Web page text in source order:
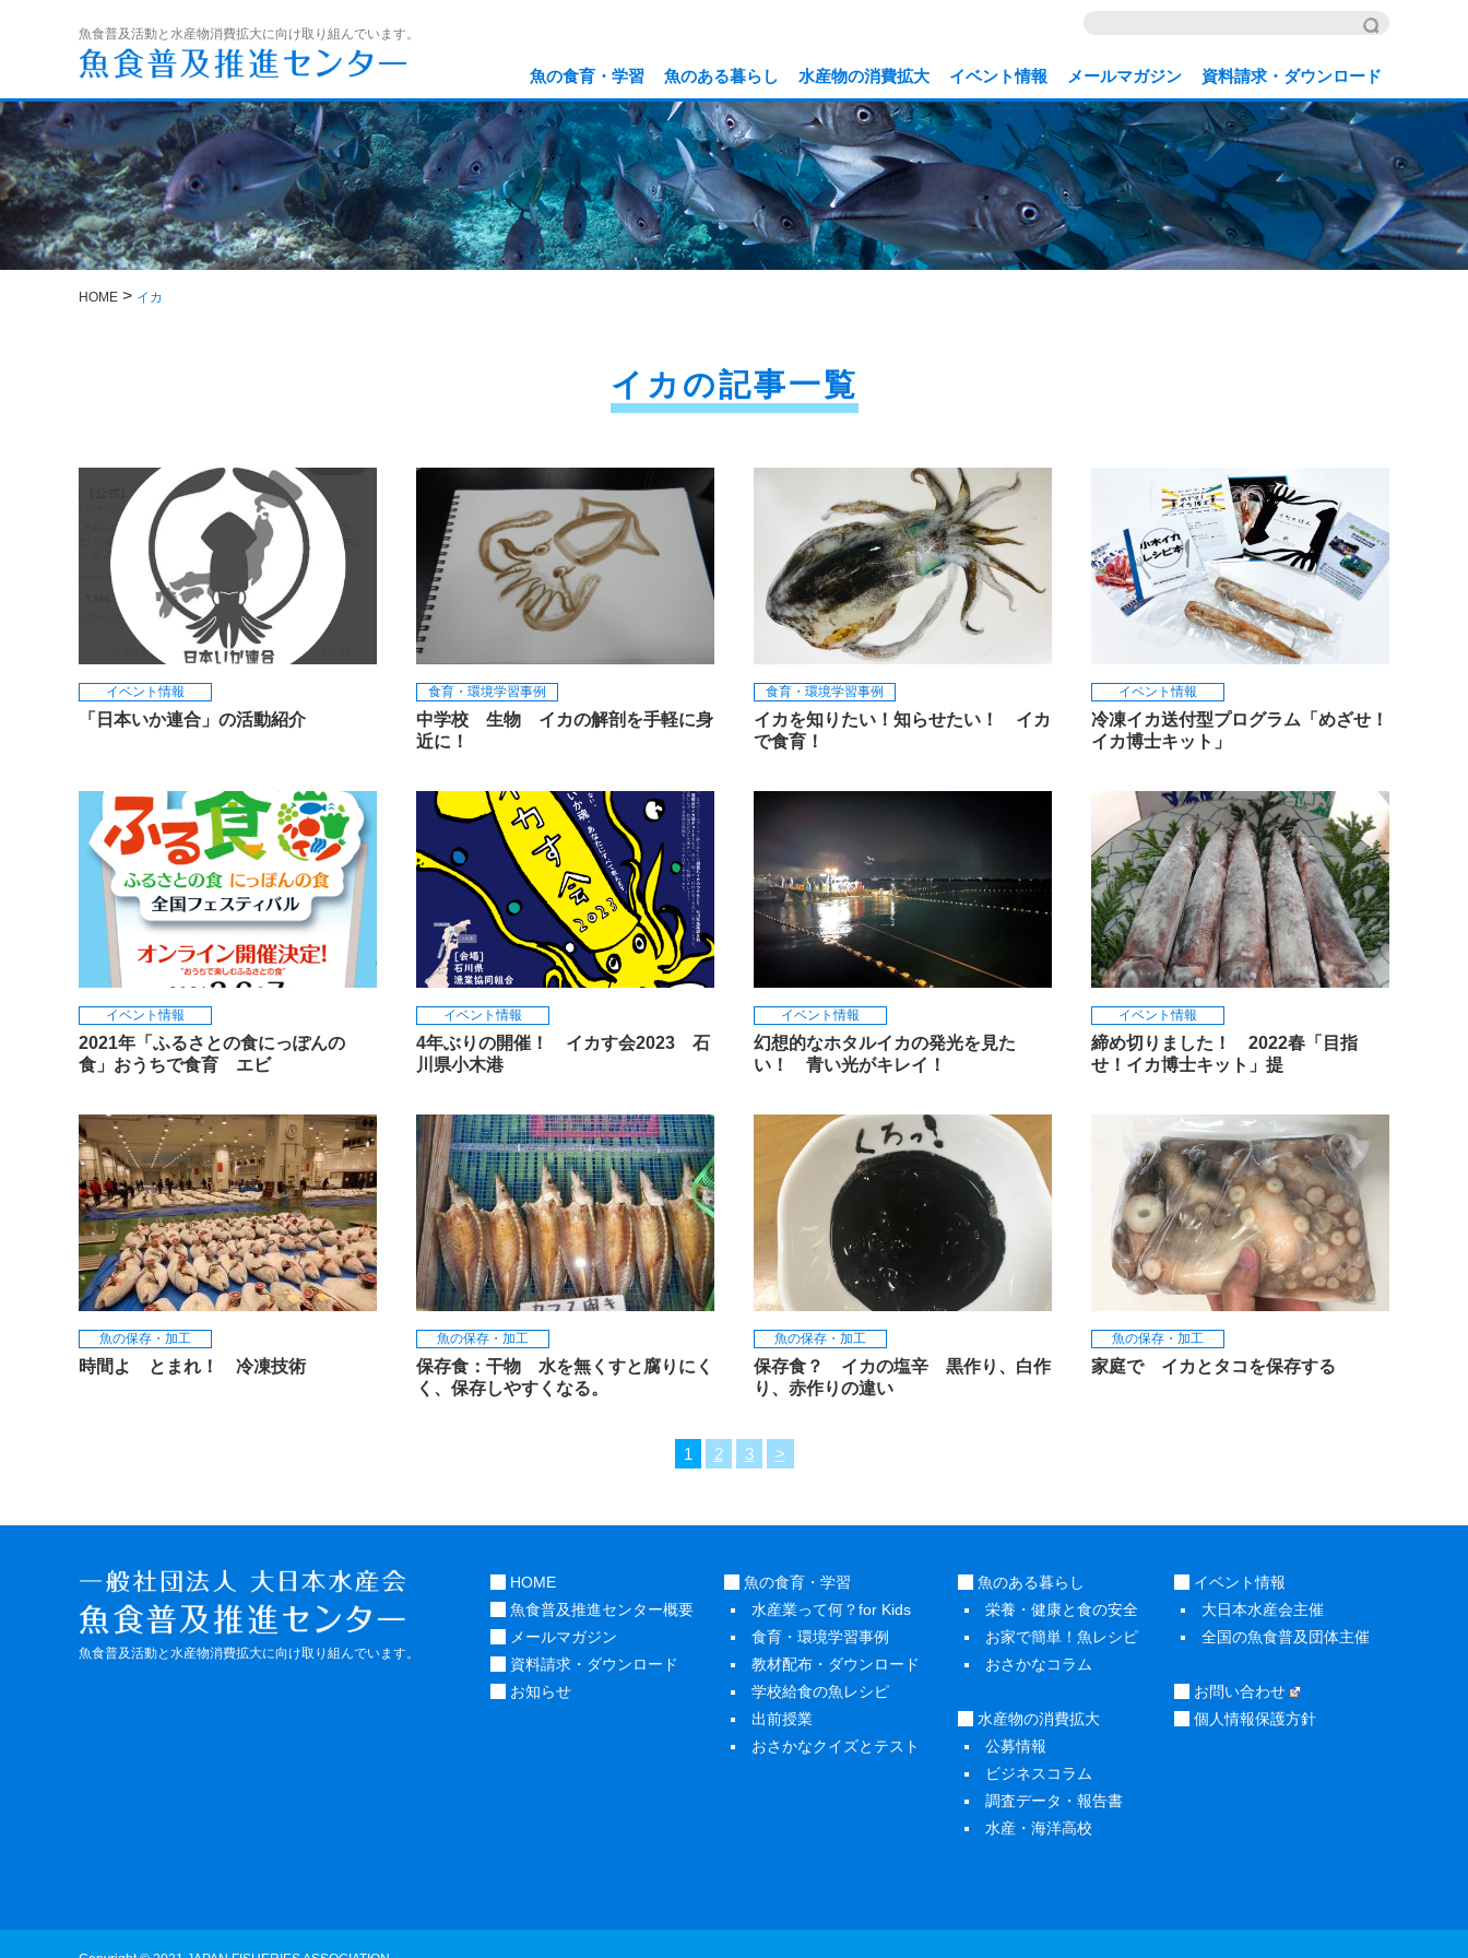
魚食普及活動と水産物消費拡大に向け取り組んでいます。
魚の食育・学習 魚のある暮らし 水産物の消費拡大 イベント情報 メールマガジン 資料請求・ダウンロード
HOME > イカ
イカの記事一覧
イベント情報
「日本いか連合」の活動紹介
食育・環境学習事例
中学校 生物 イカの解剖を手軽に身
近に！
食育・環境学習事例
イカを知りたい！知らせたい！ イカ
で食育！
イベント情報
冷凍イカ送付型プログラム「めざせ！
イカ博士キット」
イベント情報
2021年「ふるさとの食にっぽんの
食」おうちで食育 エビ
イベント情報
4年ぶりの開催！ イカす会2023 石
川県小木港
イベント情報
幻想的なホタルイカの発光を見た
い！ 青い光がキレイ！
イベント情報
締め切りました！ 2022春「目指
せ！イカ博士キット」提
魚の保存・加工
時間よ とまれ！ 冷凍技術
魚の保存・加工
保存食：干物 水を無くすと腐りにく
く、保存しやすくなる。
魚の保存・加工
保存食？ イカの塩辛 黒作り、白作
り、赤作りの違い
魚の保存・加工
家庭で イカとタコを保存する
1 2 3 >
魚食普及活動と水産物消費拡大に向け取り組んでいます。
HOME
魚食普及推進センター概要
メールマガジン
資料請求・ダウンロード
お知らせ
魚の食育・学習
水産業って何？for Kids
食育・環境学習事例
教材配布・ダウンロード
学校給食の魚レシピ
出前授業
おさかなクイズとテスト
魚のある暮らし
栄養・健康と食の安全
お家で簡単！魚レシピ
おさかなコラム
水産物の消費拡大
公募情報
ビジネスコラム
調査データ・報告書
水産・海洋高校
イベント情報
大日本水産会主催
全国の魚食普及団体主催
お問い合わせ
個人情報保護方針